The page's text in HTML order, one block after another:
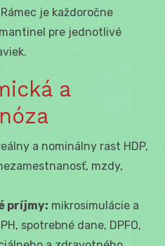
je každoročne
pre jednotlivé
a
a nominálny rast HDP,
mzdy,
príjmy: mikrosimulácie a
spotrebné dane, DPFO,